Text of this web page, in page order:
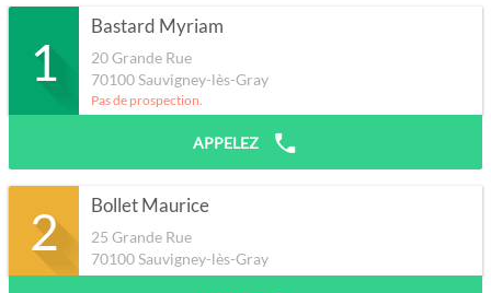
1
Bastard Myriam
20 Grande Rue
70100Sauvigney-lès-Gray
Pas de prospection.
APPELEZ
2 Bollet Maurice
25 Grande Rue
70100Sauvigney-lès-Gray